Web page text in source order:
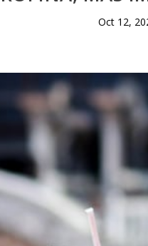
Oct 12,